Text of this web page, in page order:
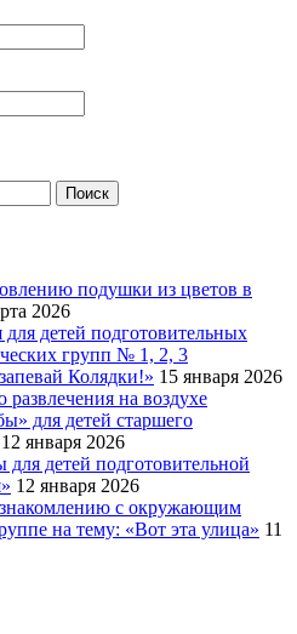
подушки из цветов в
2026
детей подготовительных
групп № 1, 2, 3
Колядки!» 15 января 2026
на воздухе
для детей старшего
12 января 2026
детей подготовительной
12 января 2026
с окружающим
на тему: «Вот эта улица» 11